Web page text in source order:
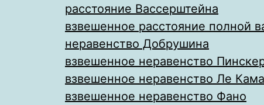
расстояние Вассерштейна
взвешенное расстояние полной
неравенство Добрушина
взвешенное неравенство
взвешенное неравенство Ле Кама
взвешенное неравенство Фано